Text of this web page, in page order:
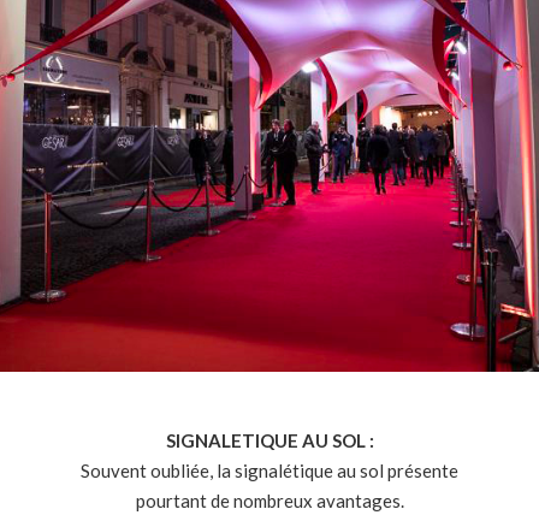
SIGNALETIQUE AU SOL :
Souvent oubliée, la signalétique au sol présente
pourtant de nombreux avantages.